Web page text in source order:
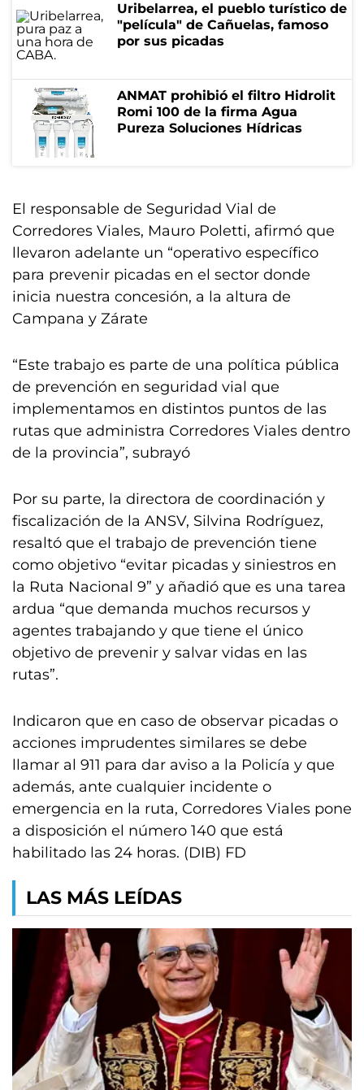
Uribelarrea, el pueblo turístico de
"película" de Cañuelas, famoso
por sus picadas
ANMAT prohibió el filtro Hidrolit
Romi 100 de la firma Agua
Pureza Soluciones Hídricas
El responsable de Seguridad Vial de
Corredores Viales, Mauro Poletti, afirmó que
llevaron adelante un “operativo específico
para prevenir picadas en el sector donde
inicia nuestra concesión, a la altura de
Campana y Zárate
“Este trabajo es parte de una política pública
de prevención en seguridad vial que
implementamos en distintos puntos de las
rutas que administra Corredores Viales dentro
de la provincia”, subrayó
Por su parte, la directora de coordinación y
fiscalización de la ANSV, Silvina Rodríguez,
resaltó que el trabajo de prevención tiene
como objetivo “evitar picadas y siniestros en
la Ruta Nacional 9” y añadió que es una tarea
ardua “que demanda muchos recursos y
agentes trabajando y que tiene el único
objetivo de prevenir y salvar vidas en las
rutas”.
Indicaron que en caso de observar picadas o
acciones imprudentes similares se debe
llamar al 911 para dar aviso a la Policía y que
además, ante cualquier incidente o
emergencia en la ruta, Corredores Viales pone
a disposición el número 140 que está
habilitado las 24 horas. (DIB) FD
LAS MÁS LEÍDAS